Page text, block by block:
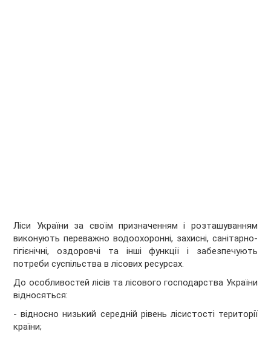
Ліси України за своїм призначенням і розташуванням
виконують переважно водоохоронні, захисні, санітарно-
гігієнічні, оздоровчі та інші функції і забезпечують
потреби суспільства в лісових ресурсах.
До особливостей лісів та лісового господарства України
відносяться:
- відносно низький середній рівень лісистості території
країни;